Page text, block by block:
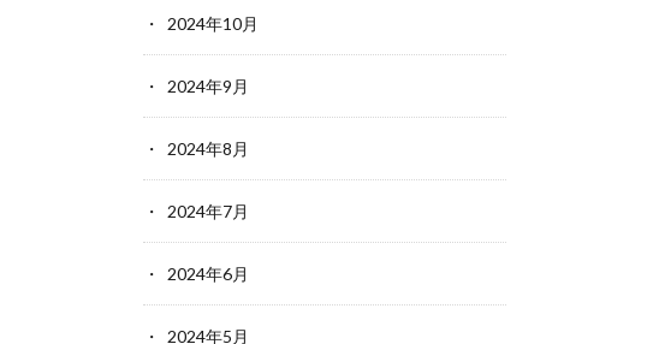
2024年10月
2024年9月
2024年8月
2024年7月
2024年6月
2024年5月